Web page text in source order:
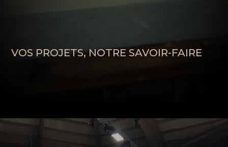
VOS PROJETS, NOTRE SAVOIR-FAIRE